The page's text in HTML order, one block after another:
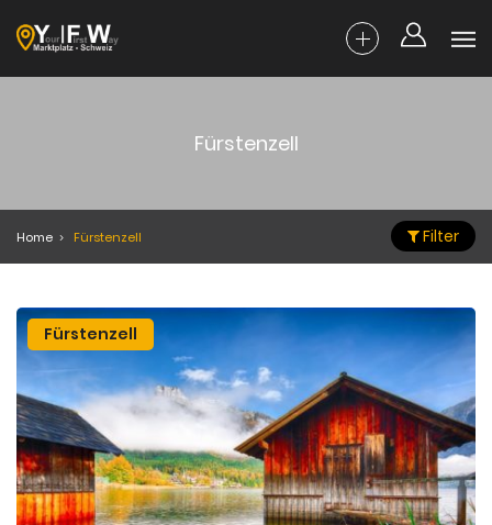
Fürstenzell
Home Fürstenzell Filter
Fürstenzell